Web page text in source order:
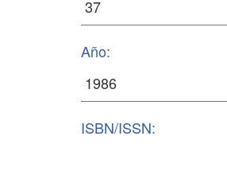
Año:
ISBN/ISSN: